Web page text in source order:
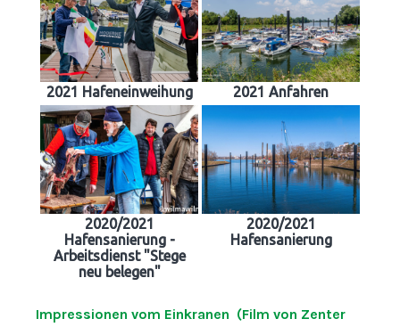
2021 Hafeneinweihung 2021 Anfahren
2020/2021
Hafensanierung -
Arbeitsdienst "Stege
neu belegen"
2020/2021
Hafensanierung
Impressionen vom Einkranen (Film von Zenter